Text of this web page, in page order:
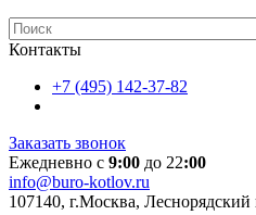
Контакты
+7 (495) 142-37-82
Заказать звонок
Ежедневно с 9:00 до 22:00
info@buro-kotlov.ru
107140, г.Москва, Леснорядский